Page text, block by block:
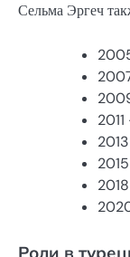
Сельма Эргеч
Роли в